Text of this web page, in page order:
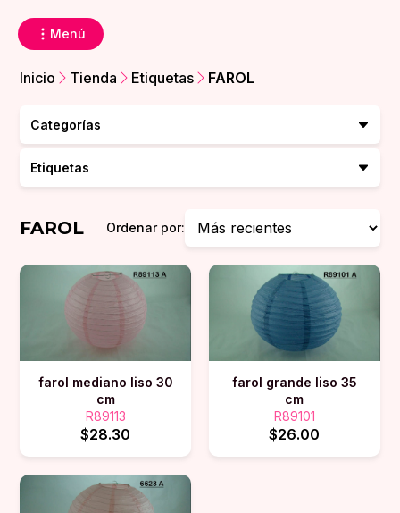
Menú
Inicio Tienda Etiquetas FAROL
Categorías
Etiquetas
FAROL Ordenar por:
farol mediano liso 30
cm
R89113
$28.30
farol grande liso 35
cm
R89101
$26.00